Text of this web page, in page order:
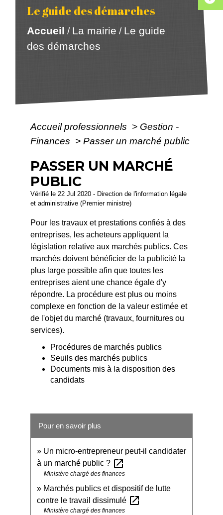
Le guide des démarches
Accueil / La mairie / Le guide
des démarches
Accueil professionnels > Gestion -
Finances > Passer un marché public
PASSER UN MARCHÉ
PUBLIC
Vérifié le 22 Jul 2020 - Direction de l'information légale
et administrative (Premier ministre)
Pour les travaux et prestations confiés à des
entreprises, les acheteurs appliquent la
législation relative aux marchés publics. Ces
marchés doivent bénéficier de la publicité la
plus large possible afin que toutes les
entreprises aient une chance égale d'y
répondre. La procédure est plus ou moins
complexe en fonction de la valeur estimée et
de l'objet du marché (travaux, fournitures ou
services).
Procédures de marchés publics
Seuils des marchés publics
Documents mis à la disposition des
candidats
Pour en savoir plus
Un micro-entrepreneur peut-il candidater
à un marché public ? open_in_new
Ministère chargé des finances
Marchés publics et dispositif de lutte
contre le travail dissimulé open_in_new
Ministère chargé des finances